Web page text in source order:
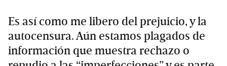
Es así como me libero del prejuicio, y la
autocensura. Aún estamos plagados de
información que muestra rechazo o